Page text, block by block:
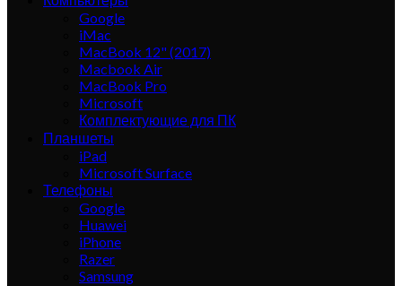
Google
iMac
MacBook 12" (2017)
Macbook Air
MacBook Pro
Microsoft
Комплектующие для ПК
Планшеты
iPad
Microsoft Surface
Телефоны
Google
Huawei
iPhone
Razer
Samsung